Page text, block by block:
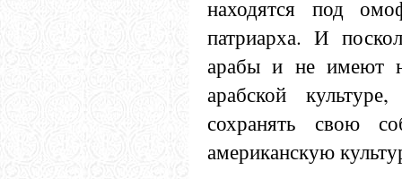
находятся под
патриарха. И
арабы и не имеют
арабской
сохранять свою
американскую